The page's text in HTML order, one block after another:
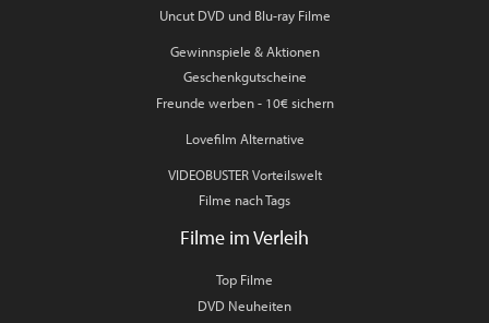
Uncut DVD und Blu-ray Filme
Gewinnspiele & Aktionen
Geschenkgutscheine
Freunde werben - 10€ sichern
Lovefilm Alternative
VIDEOBUSTER Vorteilswelt
Filme nach Tags
Filme im Verleih
Top Filme
DVD Neuheiten